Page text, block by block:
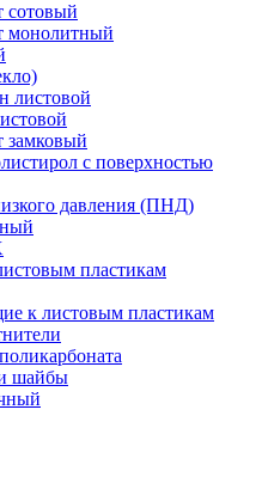
сотовый
монолитный
листовой
замковый
с поверхностью
давления (ПНД)
пластикам
к листовым пластикам
шайбы